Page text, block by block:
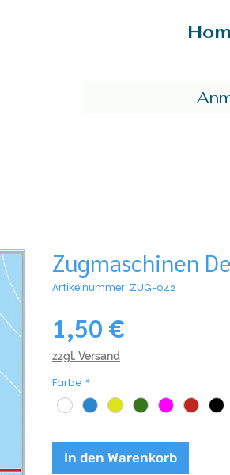
Zugmaschinen
Artikelnummer: ZUG-042
1,50 €Preis
zzgl. Versand
Farbe *
In den Warenkorb